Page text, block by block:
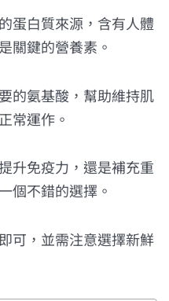
蛋白質來源，含有人體
關鍵的營養素。
的氨基酸，幫助維持肌
常運作。
升免疫力，還是補充重
個不錯的選擇。
可，並需注意選擇新鮮